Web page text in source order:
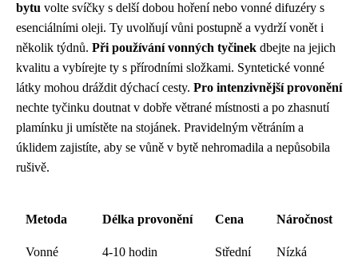
bytu volte svíčky s delší dobou hoření nebo vonné difuzéry s
esenciálními oleji. Ty uvolňují vůni postupně a vydrží vonět i
několik týdnů. Při používání vonných tyčinek dbejte na jejich
kvalitu a vybírejte ty s přírodními složkami. Syntetické vonné
látky mohou dráždit dýchací cesty. Pro intenzivnější provonění
nechte tyčinku doutnat v dobře větrané místnosti a po zhasnutí
plamínku ji umístěte na stojánek. Pravidelným větráním a
úklidem zajistíte, aby se vůně v bytě nehromadila a nepůsobila
rušivě.
Metoda Délka provonění Cena Náročnost
Vonné 4-10 hodin Střední Nízká